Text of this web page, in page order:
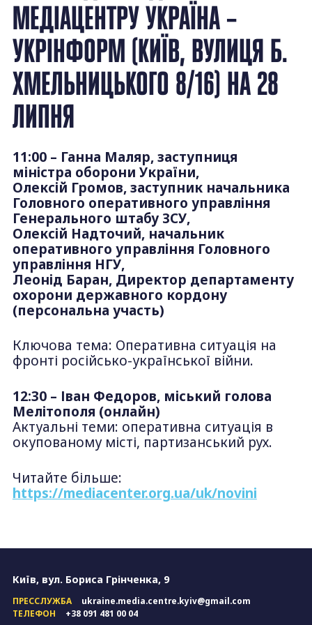
МЕДІАЦЕНТРУ УКРАЇНА –
УКРІНФОРМ (КИЇВ, ВУЛИЦЯ Б.
ХМЕЛЬНИЦЬКОГО 8/16) НА 28
ЛИПНЯ
11:00 – Ганна Маляр, заступниця
міністра оборони України,
Олексій Громов, заступник начальника
Головного оперативного управління
Генерального штабу ЗСУ,
Олексій Надточий, начальник
оперативного управління Головного
управління НГУ,
Леонід Баран, Директор департаменту
охорони державного кордону
(персональна участь)
Ключова тема: Оперативна ситуація на
фронті російсько-української війни.
12:30 – Іван Федоров, міський голова
Мелітополя (онлайн)
Актуальні теми: оперативна ситуація в
окупованому місті, партизанський рух.
Читайте більше:
https://mediacenter.org.ua/uk/novini
Київ, вул. Бориса Грінченка, 9
ПРЕССЛУЖБА
ukraine.media.centre.kyiv@gmail.com
ТЕЛЕФОН
+38 091 481 00 04